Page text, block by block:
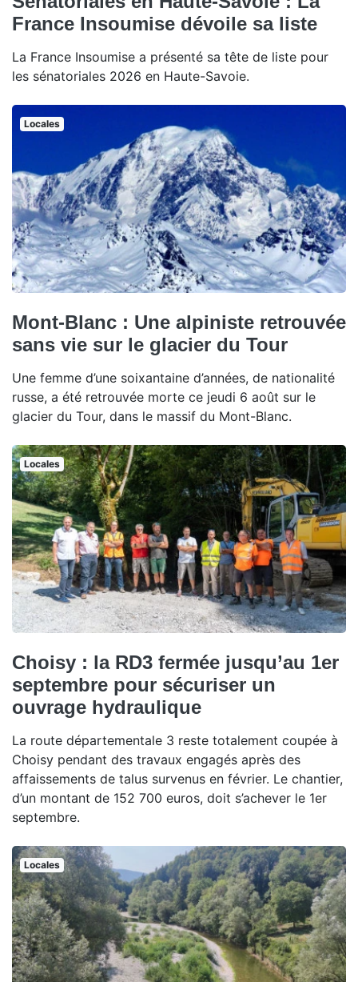
France Insoumise dévoile sa liste
La France Insoumise a présenté sa tête de liste pour
les sénatoriales 2026 en Haute-Savoie.
Locales
Mont-Blanc : Une alpiniste retrouvée
sans vie sur le glacier du Tour
Une femme d’une soixantaine d’années, de nationalité
russe, a été retrouvée morte ce jeudi 6 août sur le
glacier du Tour, dans le massif du Mont-Blanc.
Locales
Choisy : la RD3 fermée jusqu’au 1er
septembre pour sécuriser un
ouvrage hydraulique
La route départementale 3 reste totalement coupée à
Choisy pendant des travaux engagés après des
affaissements de talus survenus en février. Le chantier,
d’un montant de 152 700 euros, doit s’achever le 1er
septembre.
Locales